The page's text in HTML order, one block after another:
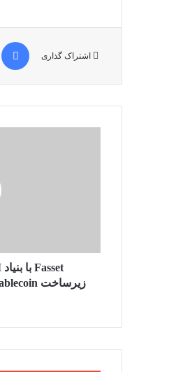
اشتراک گذاری
زیرساخت
Stablecoin
را